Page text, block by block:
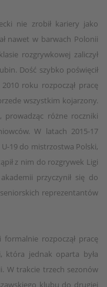
nie zrobił kariery jako
nawet w barwach Polonii
rozgrywkowej zaliczył
Dość szybko poświęcił
roku rozpoczął pracę
wszystkim kojarzony.
prowadząc różne roczniki
W latach 2015-17
19 do mistrzostwa Polski,
z nim do rozgrywek Ligi
przyczynił się do
reprezentantów
rozpoczął pracę
która jednak oparta była
W trakcie trzech sezonów
klubu do drugiej